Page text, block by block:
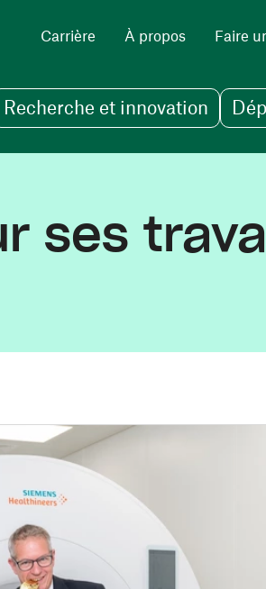
Carrière À propos Faire
Recherche et innovation
ses